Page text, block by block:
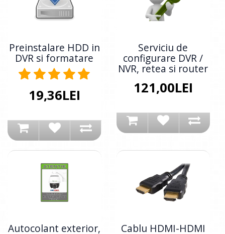
Preinstalare HDD in
DVR si formatare
19,36LEI
Serviciu de
configurare DVR /
NVR, retea si router
121,00LEI
Autocolant exterior, Cablu HDMI-HDMI